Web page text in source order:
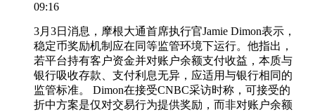
09:16
3月3日消息，摩根大通首席执行官Jamie Dimon表示，
稳定币奖励机制应在同等监管环境下运行。他指出，
若平台持有客户资金并对账户余额支付收益，本质与
银行吸收存款、支付利息无异，应适用与银行相同的
监管标准。 Dimon在接受CNBC采访时称，可接受的
折中方案是仅对交易行为提供奖励，而非对账户余额